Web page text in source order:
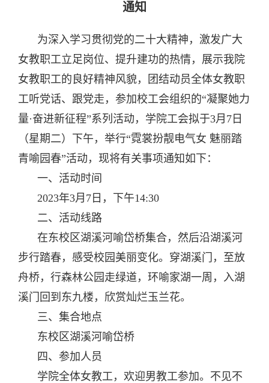
通知
为深入学习贯彻党的二十大精神，激发广大
女教职工立足岗位、提升建功的热情，展示我院
女教职工的良好精神风貌，团结动员全体女教职
工听党话、跟党走，参加校工会组织的“凝聚她力
量·奋进新征程”系列活动，学院工会拟于3月7日
（星期二）下午，举行“霓裳扮靓电气女 魅丽踏
青喻园春”活动，现将有关事项通知如下：
一、活动时间
2023年3月7日，下午14:30
二、活动线路
在东校区湖溪河喻岱桥集合，然后沿湖溪河
步行踏春，感受校园美丽变化。穿湖溪门，至放
舟桥，行森林公园走绿道，环喻家湖一周，入湖
溪门回到东九楼，欣赏灿烂玉兰花。
三、集合地点
东校区湖溪河喻岱桥
四、参加人员
学院全体女教工，欢迎男教工参加。不见不